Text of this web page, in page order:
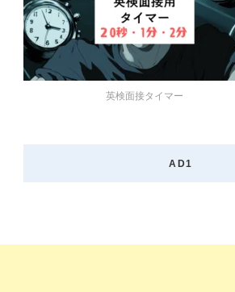
英検面接タイマー
AD1